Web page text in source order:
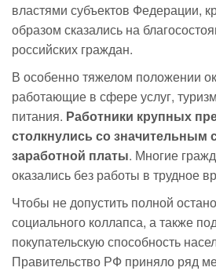
властями субъектов Федерации,
образом сказались на
российских граждан.
В особенно тяжелом положении
работающие в сфере услуг,
питания. Работники крупных
столкнулись со значительным
заработной платы. Многие
оказались без работы в трудное
Чтобы не допустить полной
социального коллапса, а также
покупательскую способность
Правительство РФ приняло ряд